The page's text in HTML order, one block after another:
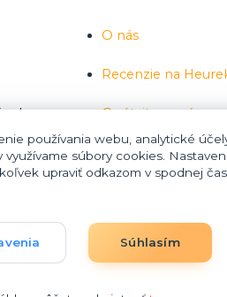
O nás
Recenzie na
Opýtajte sa nás
používania webu, analytické
využívame súbory cookies.
upraviť odkazom v spodnej
Súhlasím